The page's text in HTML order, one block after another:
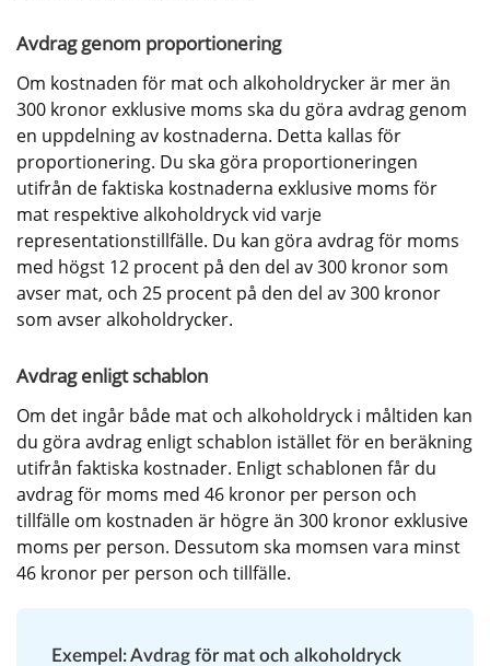
Avdrag genom proportionering
Om kostnaden för mat och alkoholdrycker är mer än
300 kronor exklusive moms ska du göra avdrag genom
en uppdelning av kostnaderna. Detta kallas för
proportionering. Du ska göra proportioneringen
utifrån de faktiska kostnaderna exklusive moms för
mat respektive alkoholdryck vid varje
representationstillfälle. Du kan göra avdrag för moms
med högst 12 procent på den del av 300 kronor som
avser mat, och 25 procent på den del av 300 kronor
som avser alkoholdrycker.
Avdrag enligt schablon
Om det ingår både mat och alkoholdryck i måltiden kan
du göra avdrag enligt schablon istället för en beräkning
utifrån faktiska kostnader. Enligt schablonen får du
avdrag för moms med 46 kronor per person och
tillfälle om kostnaden är högre än 300 kronor exklusive
moms per person. Dessutom ska momsen vara minst
46 kronor per person och tillfälle.
Exempel: Avdrag för mat och alkoholdryck